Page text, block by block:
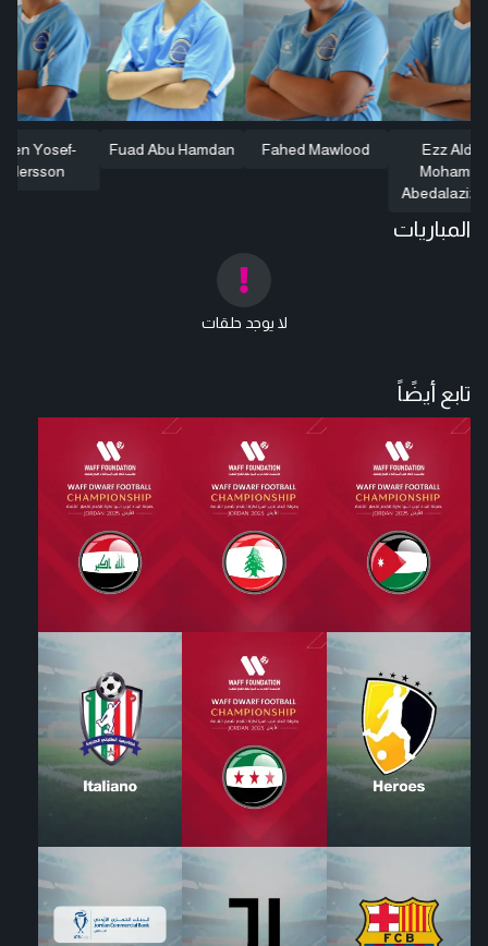
Ezz
Abedalaziz
Fahed Mawlood
Fuad Abu Hamdan
Yosef-
المباريات
لا يوجد حلقات
تابع أيضًاً